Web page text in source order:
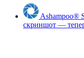
Ashampoo®
скриншот —